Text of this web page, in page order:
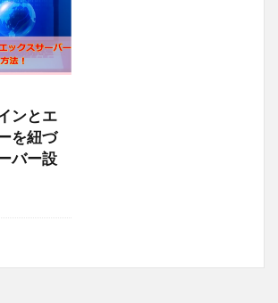
ンとエ
を紐づ
バー設